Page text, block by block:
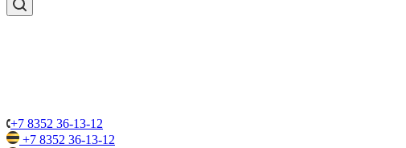
+7 8352 36-13-12
+7 8352 36-13-12